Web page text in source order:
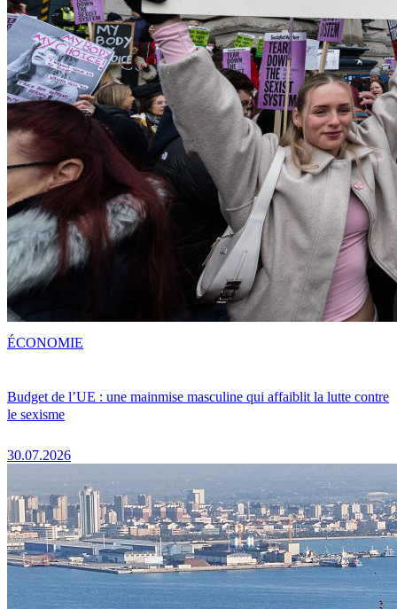
Budget de l’UE : une mainmise masculine qui affaiblit la lutte contre
le sexisme
30.07.2026
ÉCONOMIE